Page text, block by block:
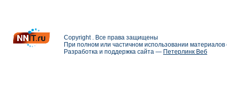
Copyright . Все права защищены
При полном или частичном использовании
Разработка и поддержка сайта — Петерлинк Веб